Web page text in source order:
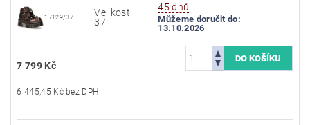
17129/37
Velikost:
37
45 dnů
Můžeme doručit do:
13.10.2026
7 799 Kč
6 445,45 Kč bez DPH